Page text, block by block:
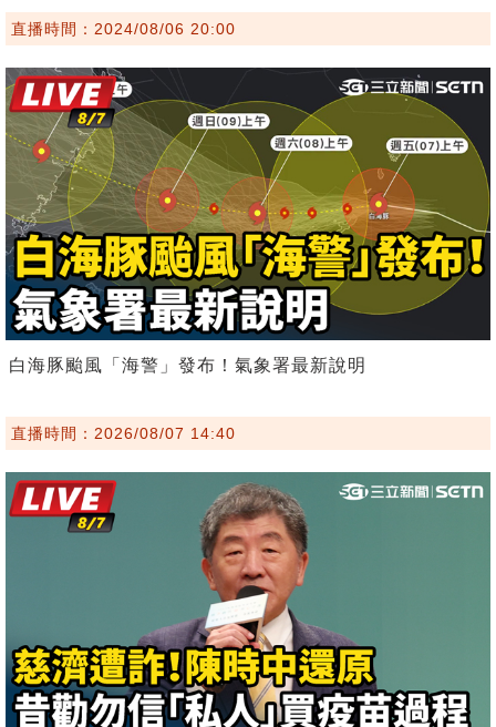
直播時間：2024/08/06 20:00
白海豚颱風「海警」發布！氣象署最新說明
直播時間：2026/08/07 14:40